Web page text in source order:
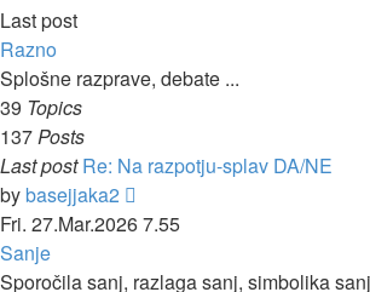
Last post
Razno
Splošne razprave, debate ...
39 Topics
137Posts
Last post Re: Na razpotju-splav DA/NE
bybasejjaka2
the
post
Fri. 27.Mar.2026 7.55
Sanje
Sporočila sanj, razlaga sanj, simbolika